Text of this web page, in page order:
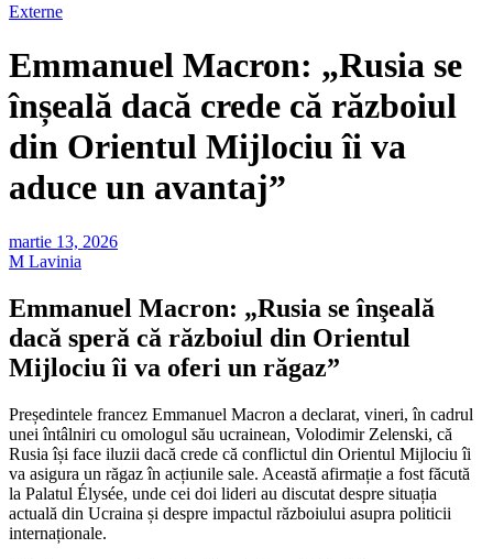
Externe
Emmanuel Macron: „Rusia se
înșeală dacă crede că războiul
din Orientul Mijlociu îi va
aduce un avantaj”
martie 13, 2026
M Lavinia
Emmanuel Macron: „Rusia se înşeală
dacă speră că războiul din Orientul
Mijlociu îi va oferi un răgaz”
Președintele francez Emmanuel Macron a declarat, vineri, în cadrul
unei întâlniri cu omologul său ucrainean, Volodimir Zelenski, că
Rusia își face iluzii dacă crede că conflictul din Orientul Mijlociu îi
va asigura un răgaz în acțiunile sale. Această afirmație a fost făcută
la Palatul Élysée, unde cei doi lideri au discutat despre situația
actuală din Ucraina și despre impactul războiului asupra politicii
internaționale.